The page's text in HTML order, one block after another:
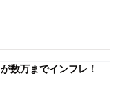
数万までインフレ！